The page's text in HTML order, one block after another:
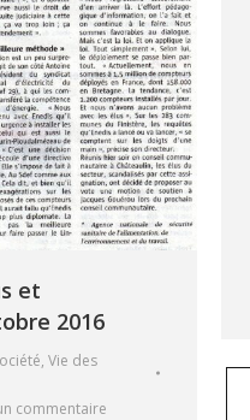
et
2016
, Vie des
commentaire